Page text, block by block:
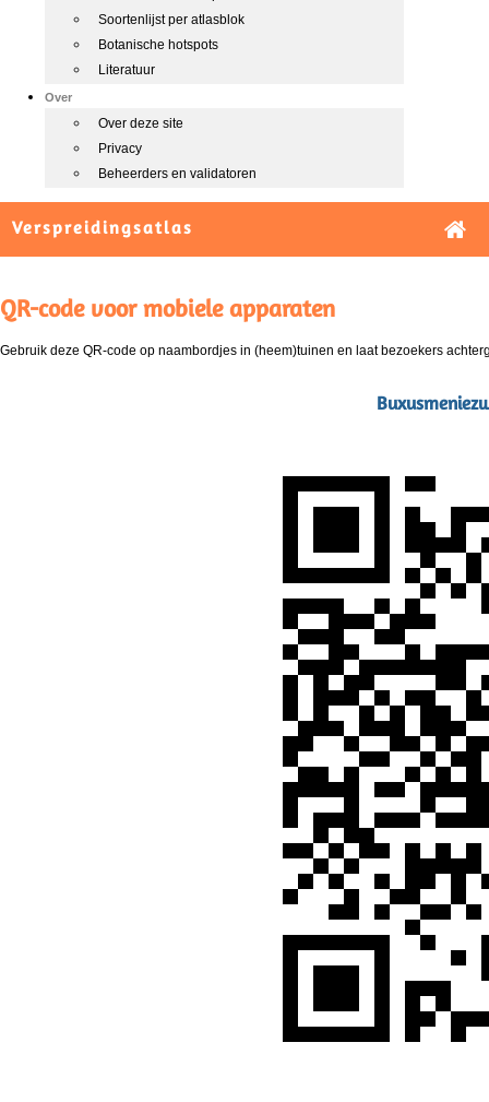
Soortenlijst per atlasblok
Botanische hotspots
Literatuur
Over
Over deze site
Privacy
Beheerders en validatoren
Verspreidingsatlas
QR-code voor mobiele apparaten
Gebruik deze QR-code op naambordjes in (heem)tuinen en laat bezoekers